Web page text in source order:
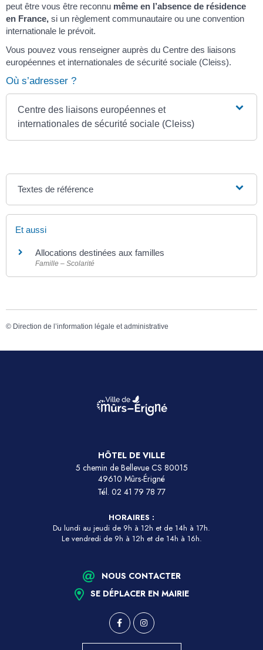
peut être vous être reconnu même en l’absence de résidence
en France, si un règlement communautaire ou une convention
internationale le prévoit.
Vous pouvez vous renseigner auprès du Centre des liaisons
européennes et internationales de sécurité sociale (Cleiss).
Où s’adresser ?
Centre des liaisons européennes et
internationales de sécurité sociale (Cleiss)
Textes de référence
Et aussi
Allocations destinées aux familles
Famille – Scolarité
© Direction de l’information légale et administrative
HÔTEL DE VILLE
5 chemin de Bellevue CS 80015
49610 Mûrs-Érigné
Tél. 02 41 79 78 77
HORAIRES :
Du lundi au jeudi de 9h à 12h et de 14h à 17h.
Le vendredi de 9h à 12h et de 14h à 16h.
NOUS CONTACTER
SE DÉPLACER EN MAIRIE